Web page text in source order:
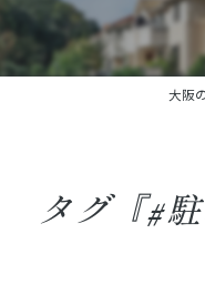
大阪
タグ『#